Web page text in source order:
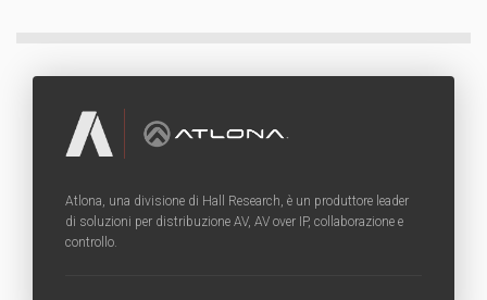
Atlona, una divisione di Hall Research, è un produttore leader
di soluzioni per distribuzione AV, AV over IP, collaborazione e
controllo.